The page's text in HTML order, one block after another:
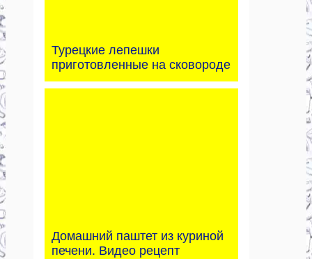
Турецкие лепешки
приготовленные на сковороде
Домашний паштет из куриной
печени. Видео рецепт